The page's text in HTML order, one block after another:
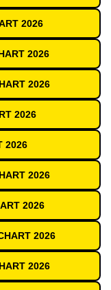
2026
2026
2026
2026
2026
2026
2026
2026
2026